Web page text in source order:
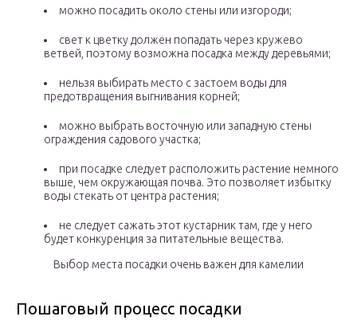
можно посадить около стены или изгороди;
свет к цветку должен попадать через кружево
ветвей, поэтому возможна посадка между деревьями;
нельзя выбирать место с застоем воды для
предотвращения выгнивания корней;
можно выбрать восточную или западную стены
ограждения садового участка;
при посадке следует расположить растение немного
выше, чем окружающая почва. Это позволяет избытку
воды стекать от центра растения;
не следует сажать этот кустарник там, где у него
будет конкуренция за питательные вещества.
Выбор места посадки очень важен для камелии
Пошаговый процесс посадки